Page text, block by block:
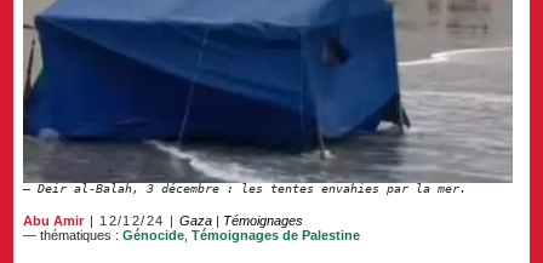
Deir al-Balah, 3 décembre : les tentes envahies par la mer.
Abu Amir 12/12/24 Gaza
Témoignages
— thématiques :Génocide,Témoignages de Palestine